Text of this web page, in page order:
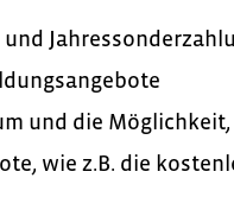
und die
wie z.B. die